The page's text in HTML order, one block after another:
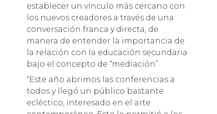
establecer un vínculo más cercano con
los nuevos creadores a través de una
conversación franca y directa, de
manera de entender la importancia de
la relación con la educación secundaria
bajo el concepto de “mediación”.
“Este año abrimos las conferencias a
todos y llegó un público bastante
ecléctico, interesado en el arte